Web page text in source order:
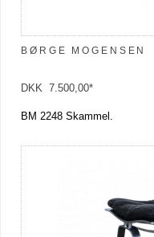
BØRGE MOGENSEN
DKK 7.500,00*
BM 2248 Skammel.